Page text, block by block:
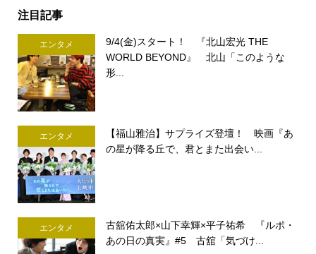
注目記事
エンタメ
9/4(金)スタート！ 『北山宏光 THE
WORLD BEYOND』 北山「このような
形...
エンタメ
【福山雅治】サプライズ登壇！ 映画『あ
の星が降る丘で、君とまた出会い...
エンタメ
古舘佑太郎×山下幸輝×平子祐希 『ルポ・
あの日の真実』#5 古舘「気づけ...